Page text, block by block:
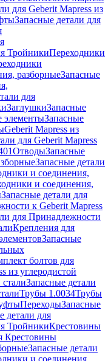
для Geberit Mapress из
Запасные детали для
ТройникиПереходники
разборныеЗапасные
для
ЗаглушкиЗапасные
элементыЗапасные
Geberit Mapress из
для Geberit Mapress
ОтводыЗапасные
Запасные детали
и соединения,
и соединения,
Запасные детали для
к Geberit Mapress
для Принадлежности
Крепления для
Запасные
болтов для
из углеродистой
сталиЗапасные детали
Трубы 1.0034Трубы
ПереходыЗапасные
детали для
ТройникиКрестовины
Крестовины
Запасные детали
и соединения,